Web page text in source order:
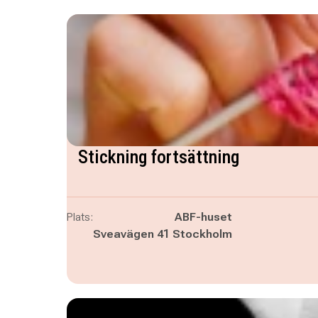
Stickning fortsättning
Plats:
ABF-huset
Sveavägen 41 Stockholm